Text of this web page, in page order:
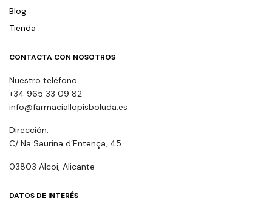
Blog
Tienda
CONTACTA CON NOSOTROS
Nuestro teléfono
+34 965 33 09 82
info@farmaciallopisboluda.es
Dirección:
C/ Na Saurina d’Entença, 45
03803 Alcoi, Alicante
DATOS DE INTERÉS